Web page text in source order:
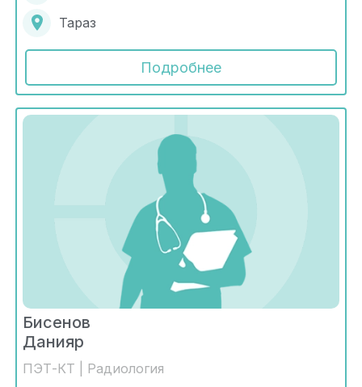
Тараз
Подробнее
Бисенов
Данияр
ПЭТ-КТ | Радиология